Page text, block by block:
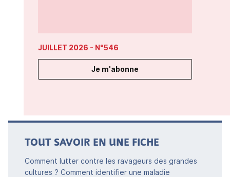
JUILLET 2026 - N°546
Je m'abonne
TOUT SAVOIR EN UNE FICHE
Comment lutter contre les ravageurs des grandes
cultures ? Comment identifier une maladie